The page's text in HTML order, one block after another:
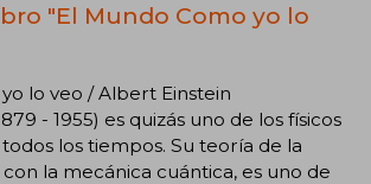
"El Mundo Como yo lo
lo veo / Albert Einstein
- 1955) es quizás uno de los físicos
los tiempos. Su teoría de la
la mecánica cuántica, es uno de